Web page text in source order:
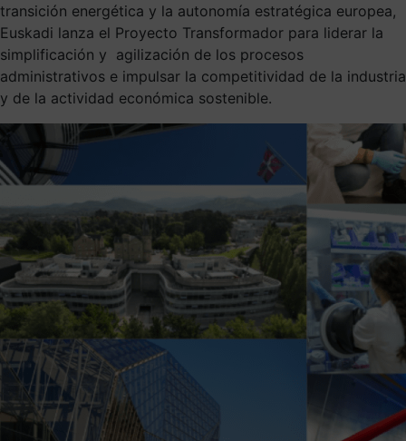
transición energética y la autonomía estratégica europea,
Euskadi lanza el Proyecto Transformador para liderar la
simplificación y agilización de los procesos
administrativos e impulsar la competitividad de la industria
y de la actividad económica sostenible.